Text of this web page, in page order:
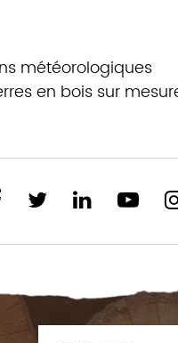
météorologiques
en bois sur